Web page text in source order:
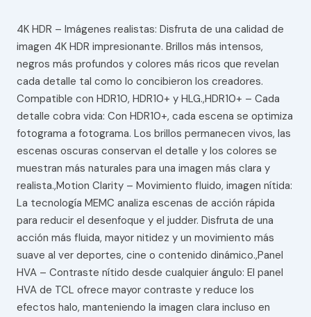
4K HDR – Imágenes realistas: Disfruta de una calidad de
imagen 4K HDR impresionante. Brillos más intensos,
negros más profundos y colores más ricos que revelan
cada detalle tal como lo concibieron los creadores.
Compatible con HDR10, HDR10+ y HLG.,HDR10+ – Cada
detalle cobra vida: Con HDR10+, cada escena se optimiza
fotograma a fotograma. Los brillos permanecen vivos, las
escenas oscuras conservan el detalle y los colores se
muestran más naturales para una imagen más clara y
realista.,Motion Clarity – Movimiento fluido, imagen nítida:
La tecnología MEMC analiza escenas de acción rápida
para reducir el desenfoque y el judder. Disfruta de una
acción más fluida, mayor nitidez y un movimiento más
suave al ver deportes, cine o contenido dinámico.,Panel
HVA – Contraste nítido desde cualquier ángulo: El panel
HVA de TCL ofrece mayor contraste y reduce los
efectos halo, manteniendo la imagen clara incluso en